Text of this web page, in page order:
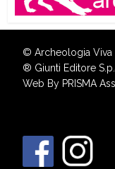
© Archeologia Viva
® Giunti Editore
Web By PRISMA